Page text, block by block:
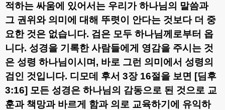
적하는 싸움에 있어서는 우리가 하나님의 말씀과
그 권위와 의미에 대해 뚜렷이 안다는 것보다 더 중
요한 것은 없습니다. 검은 모두 하나님께로부터 옵
니다. 성경을 기록한 사람들에게 영감을 주시는 것
은 성령 하나님이시며 , 바로 그런 의미에서 성령의
검인 것입니다. 디모데 후서 3장 16절을 보면 [딤후
3:16] 모든 성경은 하나님의 감동으로 된 것으로 교
훈과 책망과 바르게 함과 의로 교육하기에 유익하